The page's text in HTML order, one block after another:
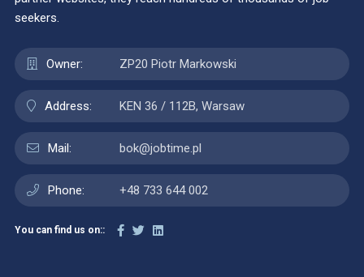
seekers.
Owner: ZP20 Piotr Markowski
Address: KEN 36 / 112B, Warsaw
Mail: bok@jobtime.pl
Phone: +48 733 644 002
You can find us on::